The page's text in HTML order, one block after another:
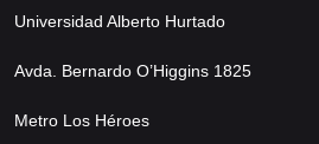
Universidad Alberto Hurtado
Avda. Bernardo O’Higgins 1825
Metro Los Héroes